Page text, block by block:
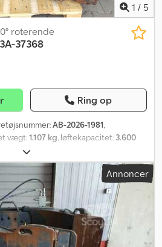
1 / 5
roterende
37368
Ring op
AB-2026-1981,
vægt:1.107 kg, løftekapacitet: 3.600
, gaflens bredde:
(maks.):1.200 mm,
eventuelle fejl forbeholdes.
tilstand, det befinder sig i
mm). Dkjdpfx Aozc Tfqol Asr
Annoncer